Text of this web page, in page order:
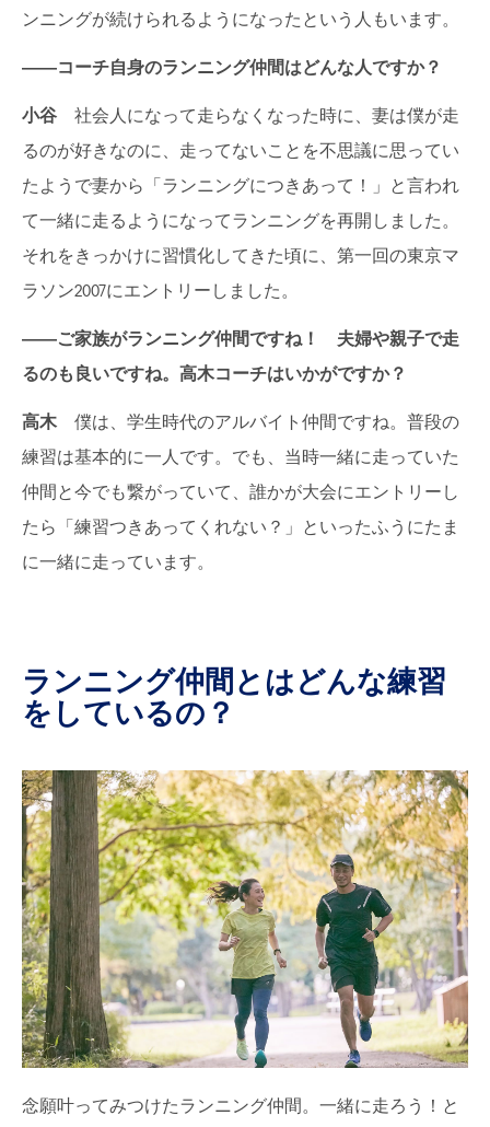
ンニングが続けられるようになったという人もいます。
――コーチ自身のランニング仲間はどんな人ですか？
小谷 社会人になって走らなくなった時に、妻は僕が走
るのが好きなのに、走ってないことを不思議に思ってい
たようで妻から「ランニングにつきあって！」と言われ
て一緒に走るようになってランニングを再開しました。
それをきっかけに習慣化してきた頃に、第一回の東京マ
ラソン2007にエントリーしました。
――ご家族がランニング仲間ですね！ 夫婦や親子で走
るのも良いですね。高木コーチはいかがですか？
高木 僕は、学生時代のアルバイト仲間ですね。普段の
練習は基本的に一人です。でも、当時一緒に走っていた
仲間と今でも繋がっていて、誰かが大会にエントリーし
たら「練習つきあってくれない？」といったふうにたま
に一緒に走っています。
ランニング仲間とはどんな練習
をしているの？
念願叶ってみつけたランニング仲間。一緒に走ろう！と